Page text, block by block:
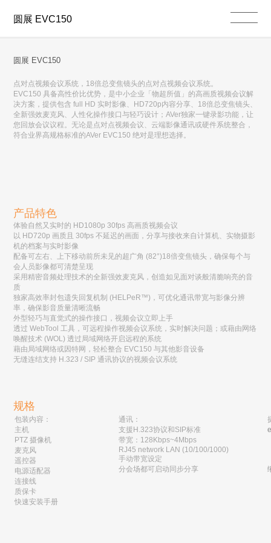
圆展 EVC150
圆展 EVC150
点对点视频会议系统，18倍总变焦镜头的点对点视频会议系统。
EVC150 具备高性价比优势，是中小企业「物超所值」的高画质视频会议解
决方案，提供包含 full HD 实时影像、HD720p内容分享、18倍总变焦镜头、
全新强效麦克风、人性化操作接口与轻巧设计；AVer独家一键录影功能，让
您回放会议议程。无论是点对点视频会议、云端影像通讯或硬件系统整合，
符合业界高规格标准的AVer EVC150 绝对是理想选择。
产品特色
体验自然又实时的 HD1080p 30fps 高画质视频会议
以 HD720p 画质且 30fps 不延迟的画面，分享与接收来自计算机、实物摄影
机的档案与实时影像
配备可左右、上下移动前所未见的超广角 (82°)18倍变焦镜头，确保每个与
会人员影像都可清楚呈现
采用精密音频处理技术的全新强效麦克风，创造如见面对谈般清脆响亮的音
质
独家高效率封包遗失回复机制 (HELPeR™)，可优化通讯带宽与影像分辨
率，确保影音质量清晰流畅
外型轻巧与直觉式的操作接口，视频会议立即上手
透过 WebTool 工具，可远程操作视频会议系统，实时解决问题；或藉由网络
唤醒技术 (WOL) 透过局域网络开启远程的系统
藉由局域网络或因特网，轻松整合 EVC150 与其他影音设备
无缝连结支持 H.323 / SIP 通讯协议的视频会议系统
规格
包装内容：
主机
PTZ 摄像机
麦克风
遥控器
电源适配器
连接线
质保卡
快速安装手册
通讯：
支援H.323协议和SIP标准
带宽：128Kbps~4Mbps
RJ45 network LAN (10/100/1000)
手动带宽设定
分会场都可启动同步分享